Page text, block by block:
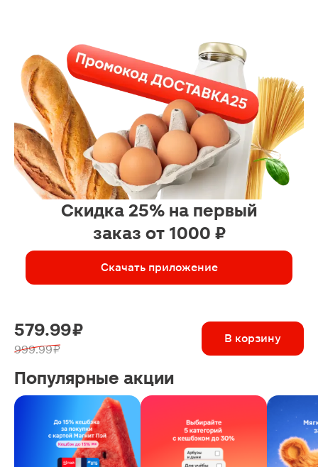
Скидка 25% на первый
заказ от 1000 ₽
Скачать приложение
579.99 ₽
999.99 ₽
В корзину
Популярные акции